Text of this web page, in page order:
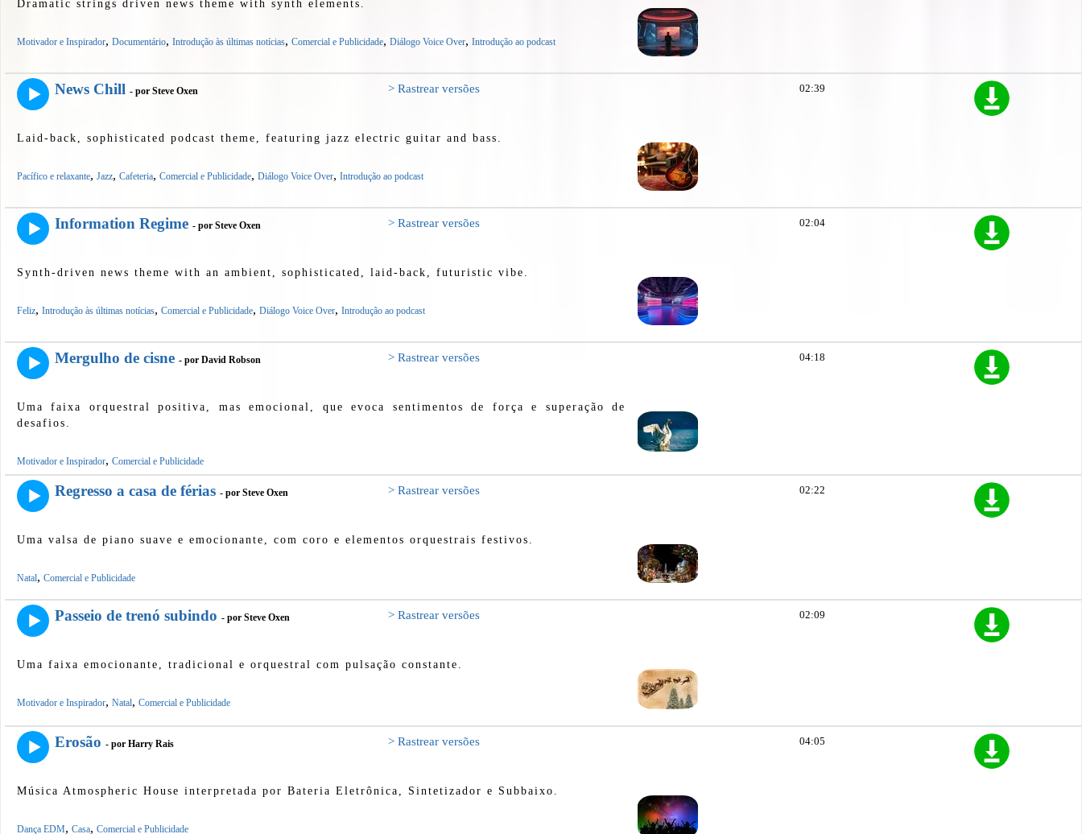
Dramatic strings driven news theme with synth elements.
Motivador e Inspirador, Documentário, Introdução às últimas notícias, Comercial e Publicidade, Diálogo Voice Over, Introdução ao podcast
News Chill - por Steve Oxen > Rastrear versões
Laid-back, sophisticated podcast theme, featuring jazz electric guitar and bass.
Pacífico e relaxante, Jazz, Cafeteria, Comercial e Publicidade, Diálogo Voice Over, Introdução ao podcast
02:39
Information Regime - por Steve Oxen > Rastrear versões
Synth-driven news theme with an ambient, sophisticated, laid-back, futuristic vibe.
Feliz, Introdução às últimas notícias, Comercial e Publicidade, Diálogo Voice Over, Introdução ao podcast
02:04
Mergulho de cisne - por David Robson > Rastrear versões
Uma faixa orquestral positiva, mas emocional, que evoca sentimentos de força e superação de
desafios.
Motivador e Inspirador, Comercial e Publicidade
04:18
Regresso a casa de férias - por Steve Oxen > Rastrear versões
Uma valsa de piano suave e emocionante, com coro e elementos orquestrais festivos.
Natal, Comercial e Publicidade
02:22
Passeio de trenó subindo - por Steve Oxen > Rastrear versões
Uma faixa emocionante, tradicional e orquestral com pulsação constante.
Motivador e Inspirador, Natal, Comercial e Publicidade
02:09
Erosão - por Harry Rais > Rastrear versões
Música Atmospheric House interpretada por Bateria Eletrônica, Sintetizador e Subbaixo.
Dança EDM, Casa, Comercial e Publicidade
04:05